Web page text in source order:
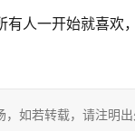
有人一开始就喜
，如若转载，请注